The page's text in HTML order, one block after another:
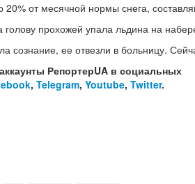
20% от месячной нормы снега,
голову прохожей упала льдина на
сознание, ее отвезли в больницу.
РепортерUA в социальных
, Telegram, Youtube, Twitter.